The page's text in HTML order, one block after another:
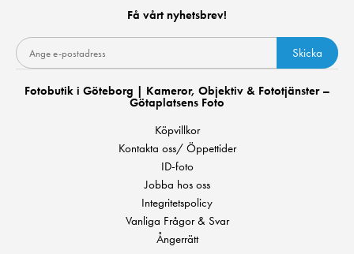
Få vårt nyhetsbrev!
Skicka
Fotobutik i Göteborg | Kameror, Objektiv & Fototjänster –
Götaplatsens Foto
Köpvillkor
Kontakta oss/ Öppettider
ID-foto
Jobba hos oss
Integritetspolicy
Vanliga Frågor & Svar
Ångerrätt